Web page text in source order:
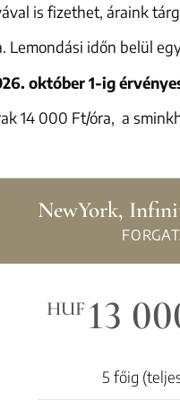
is fizethet, áraink
időn belül
október 1-ig
14 000 Ft/óra, a
NewYork,
HUF 13
5 főig